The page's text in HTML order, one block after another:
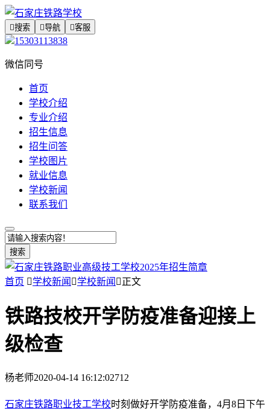
搜索 导航 客服
15303113838
微信同号
首页
学校介绍
专业介绍
招生信息
招生问答
学校图片
就业信息
学校新闻
联系我们
搜索
首页 学校新闻 学校新闻 正文
铁路技校开学防疫准备迎接上
级检查
杨老师2020-04-14 16:12:02712
石家庄铁路职业技工学校时刻做好开学防疫准备，4月8日下午